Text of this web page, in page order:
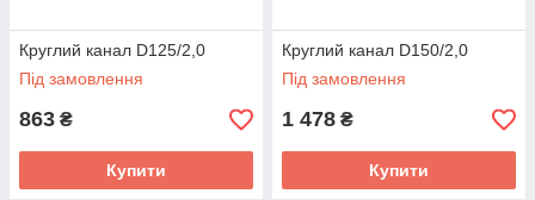
Круглий канал D125/2,0
Під замовлення
863 ₴
Купити
Круглий канал D150/2,0
Під замовлення
1 478 ₴
Купити